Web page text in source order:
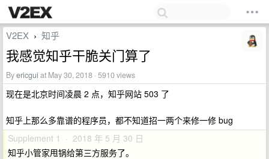
V2EX › 知乎
我感觉知乎干脆关门算了
Byericgui at May 30, 2018 · 5910 views
现在是北京时间凌晨 2 点，知乎网站 503 了
知乎上那么多靠谱的程序员，都不知道招一两个来修一修 bug
Supplement 1 · 2018 年 5 月 30 日
知乎小管家甩锅给第三方服务了。